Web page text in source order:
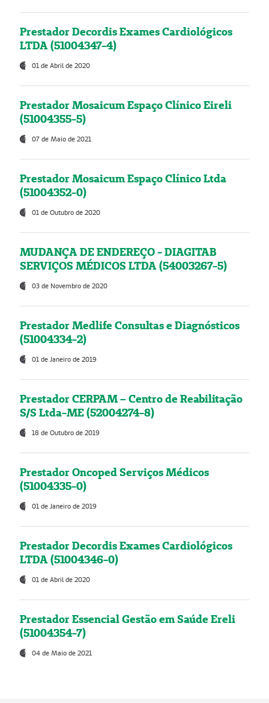
Prestador Decordis Exames Cardiológicos
LTDA (51004347-4)
01 de Abril de 2020
Prestador Mosaicum Espaço Clínico Eireli
(51004355-5)
07 de Maio de 2021
Prestador Mosaicum Espaço Clínico Ltda
(51004352-0)
01 de Outubro de 2020
MUDANÇA DE ENDEREÇO - DIAGITAB
SERVIÇOS MÉDICOS LTDA (54003267-5)
03 de Novembro de 2020
Prestador Medlife Consultas e Diagnósticos
(51004334-2)
01 de Janeiro de 2019
Prestador CERPAM – Centro de Reabilitação
S/S Ltda-ME (52004274-8)
18 de Outubro de 2019
Prestador Oncoped Serviços Médicos
(51004335-0)
01 de Janeiro de 2019
Prestador Decordis Exames Cardiológicos
LTDA (51004346-0)
01 de Abril de 2020
Prestador Essencial Gestão em Saúde Ereli
(51004354-7)
04 de Maio de 2021